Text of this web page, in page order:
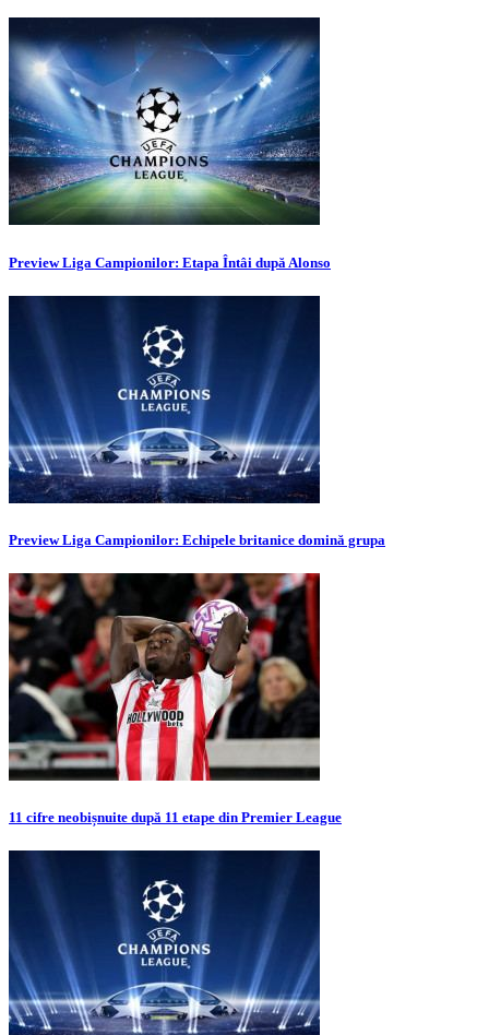
Preview Liga Campionilor: Etapa Întâi după Alonso
Preview Liga Campionilor: Echipele britanice domină grupa
11 cifre neobișnuite după 11 etape din Premier League